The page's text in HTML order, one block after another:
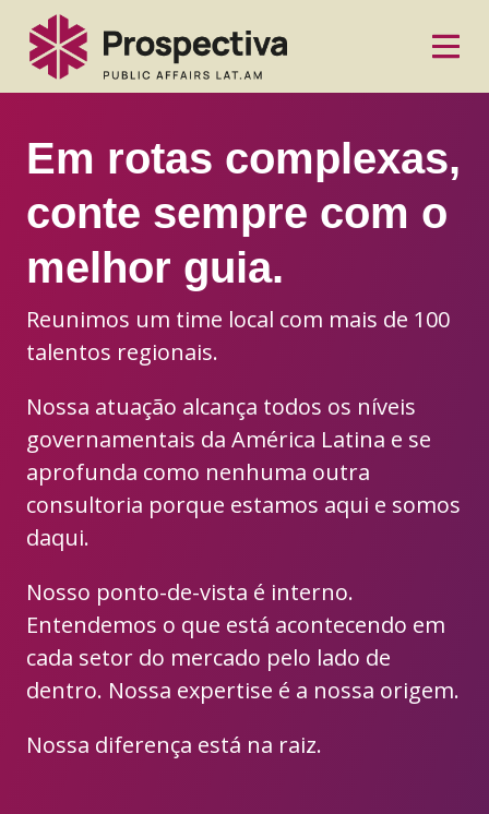
Em rotas complexas,
conte sempre com o
melhor guia.
Reunimos um time local com mais de 100
talentos regionais.
Nossa atuação alcança todos os níveis
governamentais da América Latina e se
aprofunda como nenhuma outra
consultoria porque estamos aqui e somos
daqui.
Nosso ponto-de-vista é interno.
Entendemos o que está acontecendo em
cada setor do mercado pelo lado de
dentro. Nossa expertise é a nossa origem.
Nossa diferença está na raiz.